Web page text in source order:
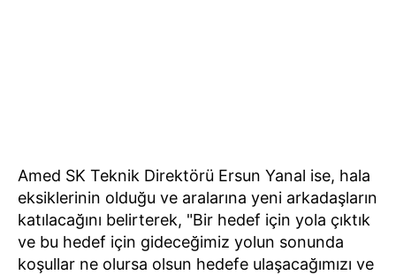
Amed SK Teknik Direktörü Ersun Yanal ise, hala
eksiklerinin olduğu ve aralarına yeni arkadaşların
katılacağını belirterek, "Bir hedef için yola çıktık
ve bu hedef için gideceğimiz yolun sonunda
koşullar ne olursa olsun hedefe ulaşacağımızı ve